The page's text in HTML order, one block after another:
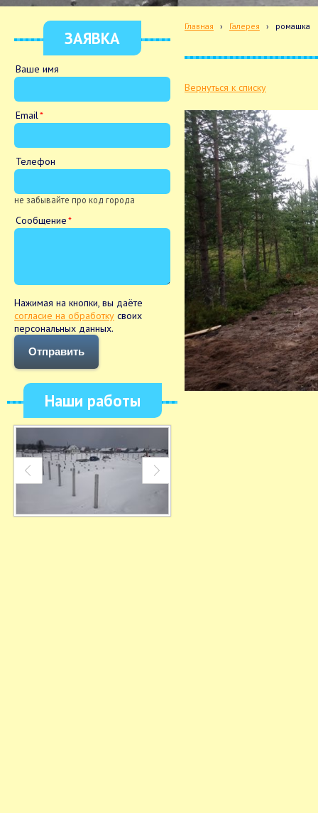
ЗАЯВКА
Ваше имя
Email
Телефон
не забывайте про код города
Сообщение
Нажимая на кнопки, вы даёте
согласие на обработку своих
персональных данных.
Отправить
Наши работы
Главная › Галерея › ромашка
Вернуться к списку